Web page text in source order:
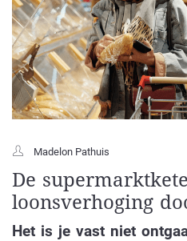
Madelon Pathuis
De
loonsverhoging
Het is je vast niet